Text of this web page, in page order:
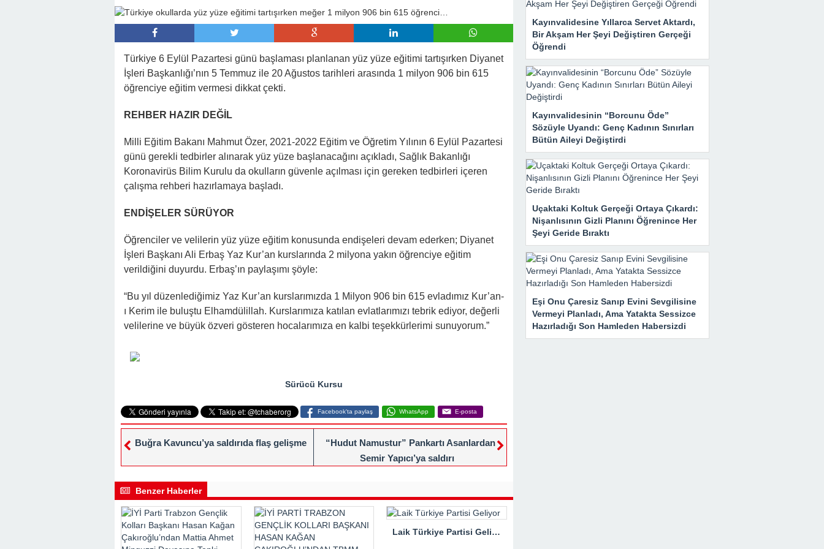
Türkiye 6 Eylül Pazartesi günü başlaması planlanan yüz yüze eğitimi tartışırken Diyanet
İşleri Başkanlığı’nın 5 Temmuz ile 20 Ağustos tarihleri arasında 1 milyon 906 bin 615
öğrenciye eğitim vermesi dikkat çekti.
REHBER HAZIR DEĞİL
Milli Eğitim Bakanı Mahmut Özer, 2021-2022 Eğitim ve Öğretim Yılının 6 Eylül Pazartesi
günü gerekli tedbirler alınarak yüz yüze başlanacağını açıkladı, Sağlık Bakanlığı
Koronavirüs Bilim Kurulu da okulların güvenle açılması için gereken tedbirleri içeren
çalışma rehberi hazırlamaya başladı.
ENDİŞELER SÜRÜYOR
Öğrenciler ve velilerin yüz yüze eğitim konusunda endişeleri devam ederken; Diyanet
İşleri Başkanı Ali Erbaş Yaz Kur’an kurslarında 2 milyona yakın öğrenciye eğitim
verildiğini duyurdu. Erbaş’ın paylaşımı şöyle:
“Bu yıl düzenlediğimiz Yaz Kur’an kurslarımızda 1 Milyon 906 bin 615 evladımız Kur’an-
ı Kerim ile buluştu Elhamdülillah. Kurslarımıza katılan evlatlarımızı tebrik ediyor, değerli
velilerine ve büyük özveri gösteren hocalarımıza en kalbi teşekkürlerimi sunuyorum.”
Sürücü Kursu
Facebook'ta paylaş WhatsApp E-posta
Buğra Kavuncu’ya saldırıda flaş gelişme
“Hudut Namustur” Pankartı Asanlardan
Semir Yapıcı’ya saldırı
Benzer Haberler
Laik Türkiye Partisi Geliyor
Kayınvalidesine Yıllarca Servet Aktardı,
Bir Akşam Her Şeyi Değiştiren Gerçeği
Öğrendi
Kayınvalidesinin “Borcunu Öde”
Sözüyle Uyandı: Genç Kadının Sınırları
Bütün Aileyi Değiştirdi
Uçaktaki Koltuk Gerçeği Ortaya Çıkardı:
Nişanlısının Gizli Planını Öğrenince Her
Şeyi Geride Bıraktı
Eşi Onu Çaresiz Sanıp Evini Sevgilisine
Vermeyi Planladı, Ama Yatakta Sessizce
Hazırladığı Son Hamleden Habersizdi